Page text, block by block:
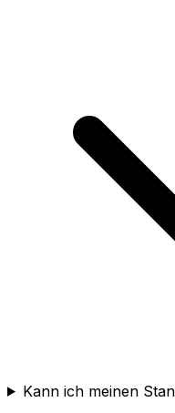
Kann ich meinen